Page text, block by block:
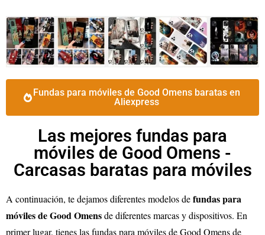
Fundas para móviles de Good Omens baratas en
Aliexpress
Las mejores fundas para
móviles de Good Omens -
Carcasas baratas para móviles
A continuación, te dejamos diferentes modelos defundas para
móviles de Good Omensde diferentes marcas y dispositivos. En
primer lugar, tienes las fundas para móviles de Good Omens de